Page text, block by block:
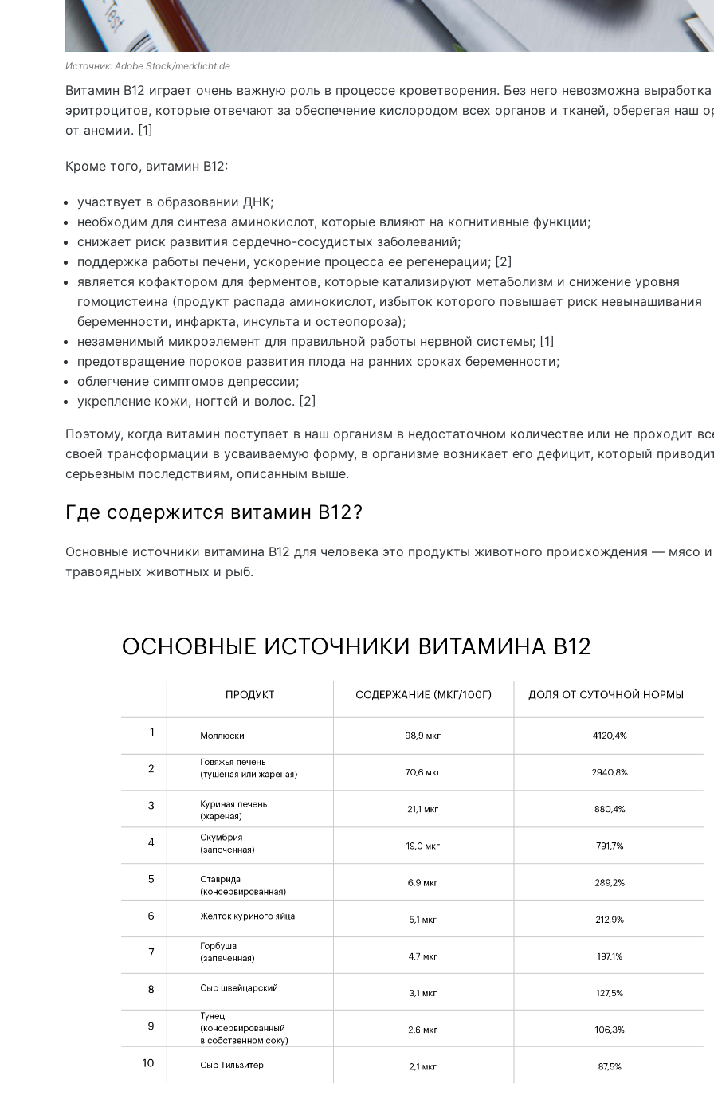
Источник: Adobe Stock/merklicht.de
Витамин В12 играет очень важную роль в процессе кроветворения. Без него невозможна выработка
эритроцитов, которые отвечают за обеспечение кислородом всех органов и тканей, оберегая наш
от анемии. [1]
Кроме того, витамин В12:
участвует в образовании ДНК;
необходим для синтеза аминокислот, которые влияют на когнитивные функции;
снижает риск развития сердечно-сосудистых заболеваний;
поддержка работы печени, ускорение процесса ее регенерации; [2]
является кофактором для ферментов, которые катализируют метаболизм и снижение уровня
гомоцистеина (продукт распада аминокислот, избыток которого повышает риск невынашивания
беременности, инфаркта, инсульта и остеопороза);
незаменимый микроэлемент для правильной работы нервной системы; [1]
предотвращение пороков развития плода на ранних сроках беременности;
облегчение симптомов депрессии;
укрепление кожи, ногтей и волос. [2]
Поэтому, когда витамин поступает в наш организм в недостаточном количестве или не проходит
своей трансформации в усваиваемую форму, в организме возникает его дефицит, который
серьезным последствиям, описанным выше.
Где содержится витамин В12?
Основные источники витамина B12 для человека это продукты животного происхождения — мясо
травоядных животных и рыб.